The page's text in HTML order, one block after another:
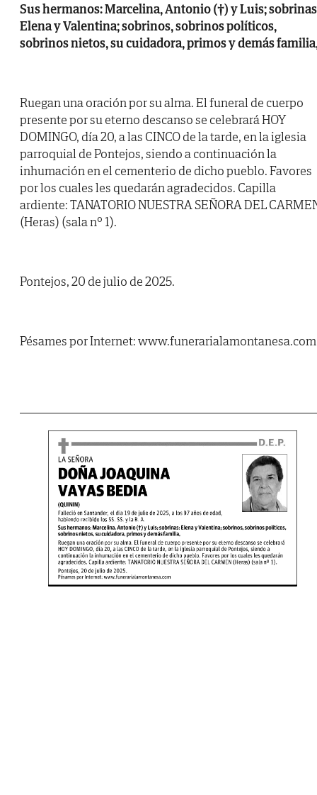
Sus hermanos: Marcelina, Antonio (†) y Luis;
Elena y Valentina; sobrinos, sobrinos políticos,
sobrinos nietos, su cuidadora, primos y demás
Ruegan una oración por su alma. El funeral de cuerpo
presente por su eterno descanso se celebrará HOY
DOMINGO, día 20, a las CINCO de la tarde, en la iglesia
parroquial de Pontejos, siendo a continuación la
inhumación en el cementerio de dicho pueblo. Favores
por los cuales les quedarán agradecidos. Capilla
ardiente: TANATORIO NUESTRA SEÑORA DEL
(Heras) (sala nº 1).
Pontejos, 20 de julio de 2025.
Pésames por Internet: www.funerarialamontanesa.com